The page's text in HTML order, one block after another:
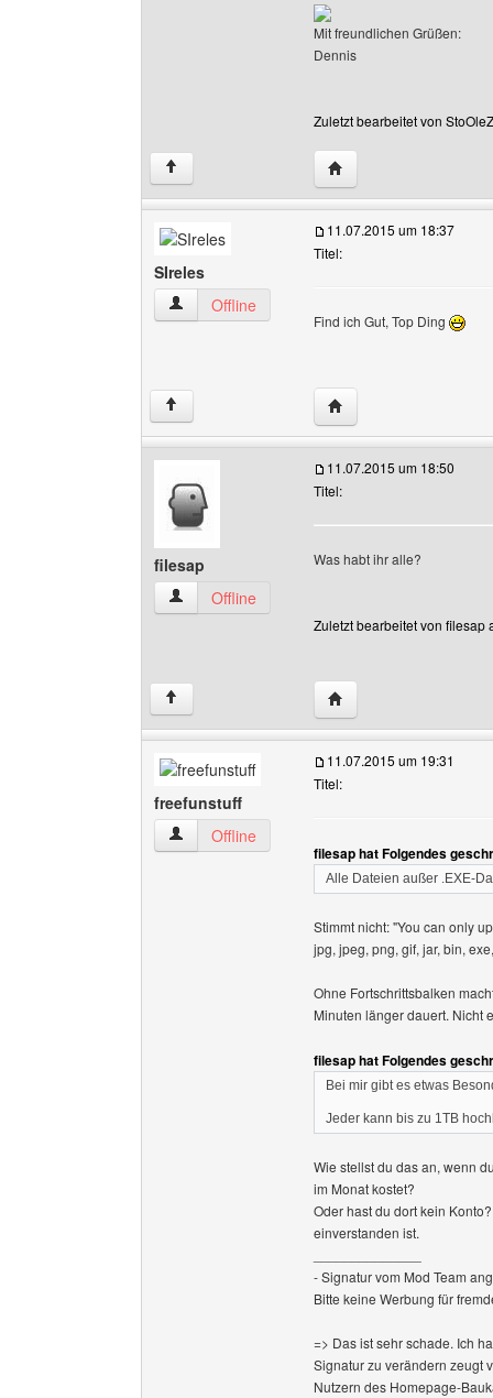
Mit freundlichen Grüßen:
Dennis
Zuletzt bearbeitet von
↑ Website dieses
SIreles
SIreles Benutzer-Profile anzeigen
Offline
11.07.2015 um 18:37
Titel:
Find ich Gut, Top Ding
↑ Website dieses
filesap
filesap Benutzer-Profile anzeigen
Offline
11.07.2015 um 18:50
Titel:
Was habt ihr alle?
Zuletzt bearbeitet von filesap
↑ Website dieses
freefunstuff
freefunstuff Benutzer-Profile anzeigen
Offline
11.07.2015 um 19:31
Titel:
filesap hat Folgendes
Alle Dateien außer .EXE-
Stimmt nicht: "You can only
jpg, jpeg, png, gif, jar, bin,
Ohne Fortschrittsbalken
Minuten länger dauert. Nicht
filesap hat Folgendes
Bei mir gibt es etwas
Jeder kann bis zu 1TB
Wie stellst du das an, wenn
im Monat kostet?
Oder hast du dort kein
einverstanden ist.
- Signatur vom Mod Team
Bitte keine Werbung für
=> Das ist sehr schade. Ich
Signatur zu verändern zeugt
Nutzern des Homepage-